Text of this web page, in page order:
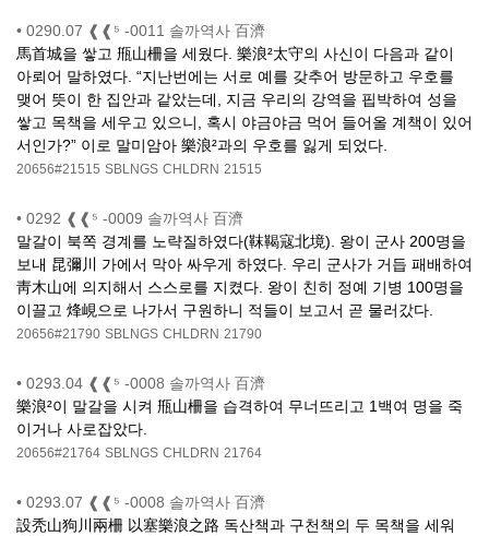
• 0290.07 ❰❰⁵ -0011 솔까역사 百濟
馬首城을 쌓고 甁山柵을 세웠다. 樂浪²太守의 사신이 다음과 같이
아뢰어 말하였다. “지난번에는 서로 예를 갖추어 방문하고 우호를
맺어 뜻이 한 집안과 같았는데, 지금 우리의 강역을 핍박하여 성을
쌓고 목책을 세우고 있으니, 혹시 야금야금 먹어 들어올 계책이 있어
서인가?” 이로 말미암아 樂浪²과의 우호를 잃게 되었다.
20656#21515 SBLNGS CHLDRN 21515
• 0292 ❰❰⁵ -0009 솔까역사 百濟
말갈이 북쪽 경계를 노략질하였다(靺鞨寇北境). 왕이 군사 200명을
보내 昆彌川 가에서 막아 싸우게 하였다. 우리 군사가 거듭 패배하여
靑木山에 의지해서 스스로를 지켰다. 왕이 친히 정예 기병 100명을
이끌고 烽峴으로 나가서 구원하니 적들이 보고서 곧 물러갔다.
20656#21790 SBLNGS CHLDRN 21790
• 0293.04 ❰❰⁵ -0008 솔까역사 百濟
樂浪²이 말갈을 시켜 甁山柵을 습격하여 무너뜨리고 1백여 명을 죽
이거나 사로잡았다.
20656#21764 SBLNGS CHLDRN 21764
• 0293.07 ❰❰⁵ -0008 솔까역사 百濟
設秃山狗川兩柵 以塞樂浪之路 독산책과 구천책의 두 목책을 세워